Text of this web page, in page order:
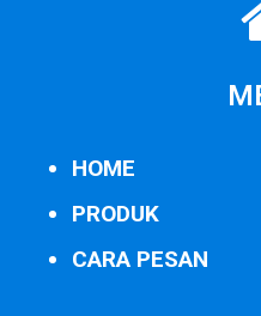
HOME
PRODUK
CARA PESAN